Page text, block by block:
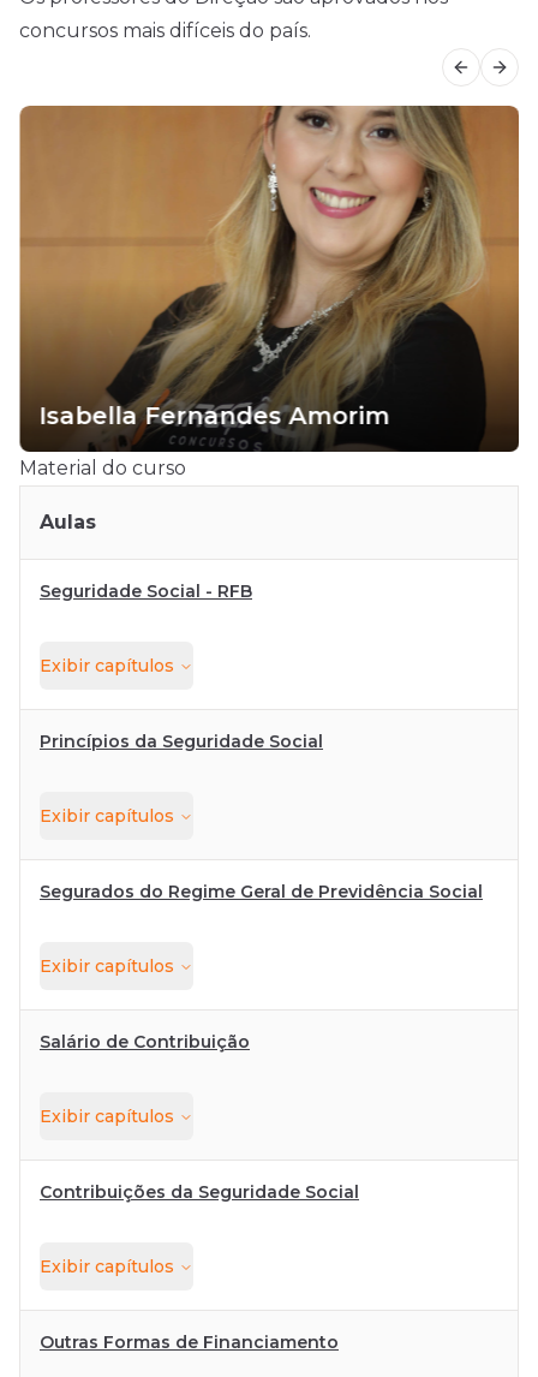
concursos mais difíceis do país.
Isabella Fernandes Amorim
Material do curso
Aulas
Seguridade Social - RFB
Exibir capítulos
Princípios da Seguridade Social
Exibir capítulos
Segurados do Regime Geral de Previdência Social
Exibir capítulos
Salário de Contribuição
Exibir capítulos
Contribuições da Seguridade Social
Exibir capítulos
Outras Formas de Financiamento